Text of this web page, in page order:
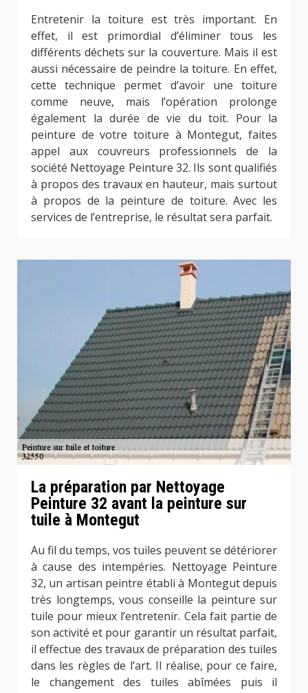
Entretenir la toiture est très important. En
effet, il est primordial d’éliminer tous les
différents déchets sur la couverture. Mais il est
aussi nécessaire de peindre la toiture. En effet,
cette technique permet d’avoir une toiture
comme neuve, mais l’opération prolonge
également la durée de vie du toit. Pour la
peinture de votre toiture à Montegut, faites
appel aux couvreurs professionnels de la
société Nettoyage Peinture 32. Ils sont qualifiés
à propos des travaux en hauteur, mais surtout
à propos de la peinture de toiture. Avec les
services de l’entreprise, le résultat sera parfait.
La préparation par Nettoyage
Peinture 32 avant la peinture sur
tuile à Montegut
Au fil du temps, vos tuiles peuvent se détériorer
à cause des intempéries. Nettoyage Peinture
32, un artisan peintre établi à Montegut depuis
très longtemps, vous conseille la peinture sur
tuile pour mieux l’entretenir. Cela fait partie de
son activité et pour garantir un résultat parfait,
il effectue des travaux de préparation des tuiles
dans les règles de l’art. Il réalise, pour ce faire,
le changement des tuiles abîmées puis il